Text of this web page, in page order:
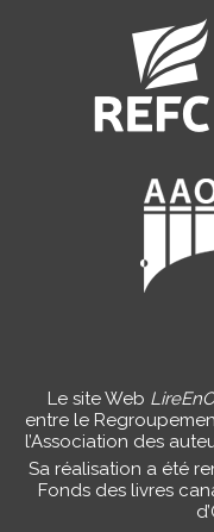
Le site Web
entre le
l’Association des
Sa réalisation a été
Fonds des livres